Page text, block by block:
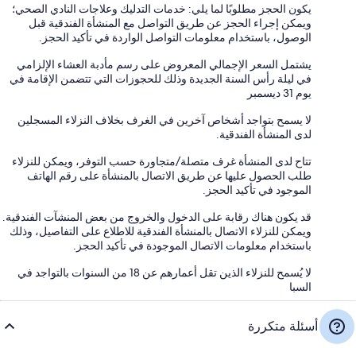
يكون الحجز مطلوبًا لما يلي: خدمات التدليك وعلاجات النادي الصحي؛
ويمكن إجراء الحجز عن طريق التواصل مع المنشأة الفندقية قبل
الوصول، باستخدام معلومات التواصل الواردة في تأكيد الحجز.
يشتمل السعر الإجمالي المعروض على رسم مأدبة العشاء الإلزامي
في ليلة رأس السنة الجديدة وذلك للحجوزات التي تتضمن الإقامة في
يوم 31 ديسمبر
لا يسمح بتواجد أشخاص آخرين في الغرف بخلاف النزلاء المسجلين
لدى المنشأة الفندقية.
تتاح لدى المنشأة غرف متصلة/متجاورة حسب التوفر، ويمكن للنزلاء
طلب الحصول عليها عن طريق الاتصال بالمنشأة على رقم الهاتف
الموجود في تأكيد الحجز.
قد يكون هناك رقابة على الدخول والخروج من بعض المنشآت الفندقية.
ويمكن للنزلاء الاتصال بالمنشأة الفندقية للاطلاع على التفاصيل، وذلك
باستخدام معلومات الاتصال الموجودة في تأكيد الحجز.
لا يُسمح للنزلاء الذين تقل أعمارهم عن 18 من السنوات بالتواجد في
السبا
أسئلة متكررة